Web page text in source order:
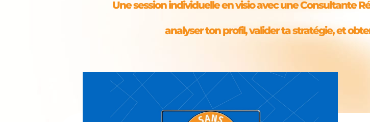
Une session individuelle en visio avec une Consultante
analyser ton profil, valider ta stratégie, et